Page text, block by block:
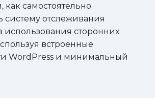
как самостоятельно
систему отслеживания
использования сторонних
встроенные
WordPress и минимальный